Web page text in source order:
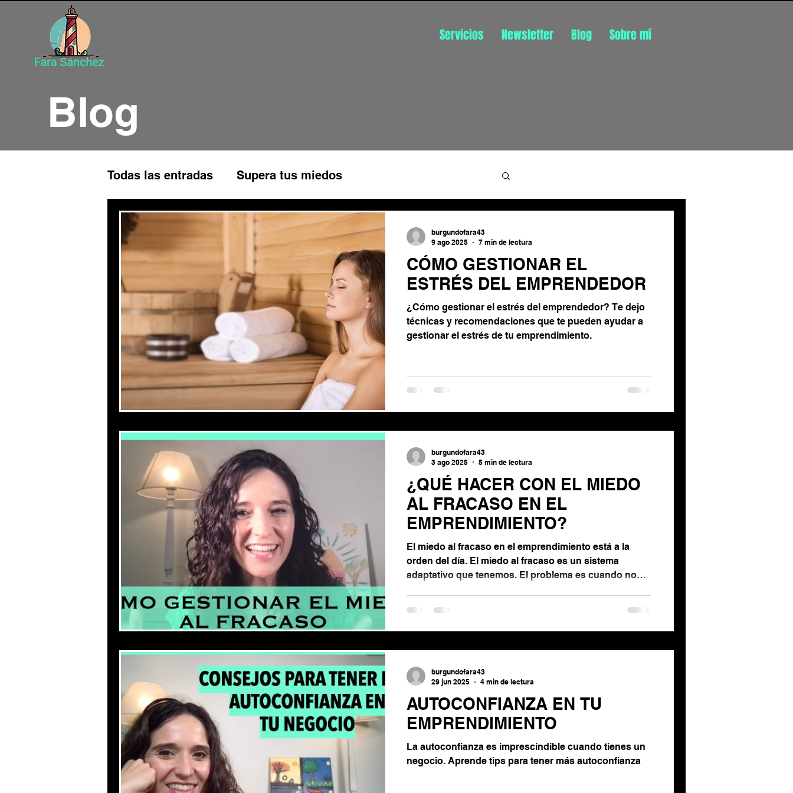
Servicios Newsletter Blog Sobre mí
Blog
Todas las entradas Supera tus miedos
Programación Neurolingüística Disfruta de tu trabajo
Productividad Gestión de las emociones
Mejora tu autoestima Gestión de estrés
Gestion de estrés autónomo
CÓMO GESTIONAR EL
ESTRÉS DEL EMPRENDEDOR
¿Cómo gestionar el estrés del emprendedor? Te dejo
técnicas y recomendaciones que te pueden ayudar a
gestionar el estrés de tu emprendimiento.
burgundofara43
9 ago 2025
7 min de lectura
¿QUÉ HACER CON EL MIEDO
AL FRACASO EN EL
EMPRENDIMIENTO?
El miedo al fracaso en el emprendimiento está a la
orden del día. El miedo al fracaso es un sistema
adaptativo que tenemos. El problema es cuando nos
y tercero crea un plan de accíon.
burgundofara43
3 ago 2025
5 min de lectura
AUTOCONFIANZA EN TU
EMPRENDIMIENTO
La autoconfianza es imprescindible cuando tienes un
negocio. Aprende tips para tener más autoconfianza
burgundofara43
29 jun 2025
4 min de lectura